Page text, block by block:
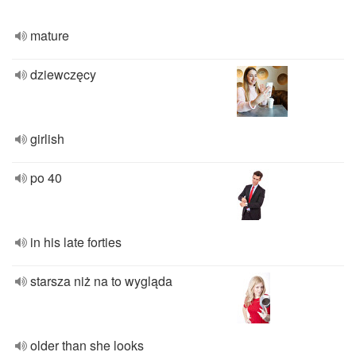
mature
dziewczęcy
girlish
po 40
in his late forties
starsza niż na to wygląda
older than she looks